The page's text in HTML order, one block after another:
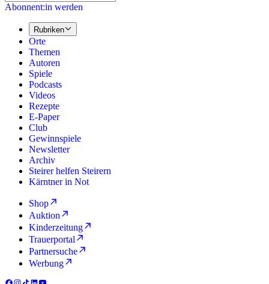
Abonnent:in werden
Rubriken
Orte
Themen
Autoren
Spiele
Podcasts
Videos
Rezepte
E-Paper
Club
Gewinnspiele
Newsletter
Archiv
Steirer helfen Steirern
Kärntner in Not
Shop
Auktion
Kinderzeitung
Trauerportal
Partnersuche
Werbung